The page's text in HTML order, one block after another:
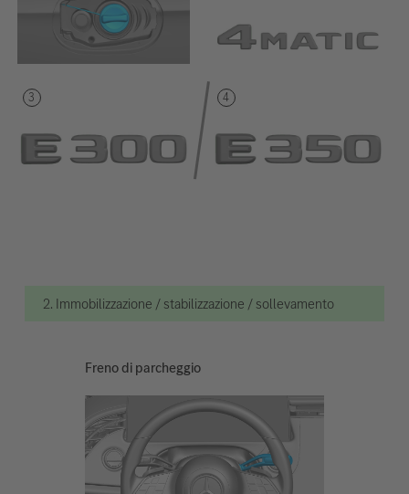
2. Immobilizzazione / stabilizzazione / sollevamento
Freno di parcheggio